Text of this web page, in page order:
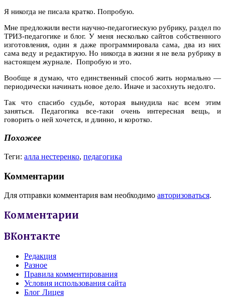
Я никогда не писала кратко. Попробую.
Мне предложили вести научно-педагогиескую рубрику, раздел по
ТРИЗ-педагогике и блог. У меня несколько сайтов собственного
изготовления, один я даже программировала сама, два из них
сама веду и редактирую. Но никогда в жизни я не вела рубрику в
настоящем журнале. Попробую и это.
Вообще я думаю, что единственный способ жить нормально —
периодически начинать новое дело. Иначе и засохнуть недолго.
Так что спасибо судьбе, которая вынудила нас всем этим
заняться. Педагогика все-таки очень интересная вещь, и
говорить о ней хочется, и длинно, и коротко.
Похожее
Теги: алла нестеренко, педагогика
Комментарии
Для отправки комментария вам необходимо авторизоваться.
Комментарии
ВКонтакте
Редакция
Разное
Правила комментирования
Условия использования сайта
Блог Лицея